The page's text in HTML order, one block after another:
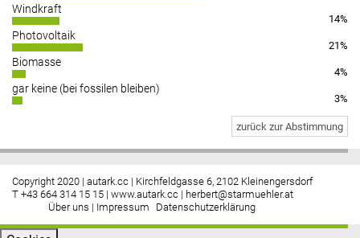
Windkraft
14%
Photovoltaik
21%
Biomasse
4%
gar keine (bei fossilen bleiben)
3%
zurück zur Abstimmung
Copyright 2020 | autark.cc | Kirchfeldgasse 6, 2102 Kleinengersdorf
T +43 664 314 15 15 | www.autark.cc | herbert@starmuehler.at
Über uns | Impressum Datenschutzerklärung